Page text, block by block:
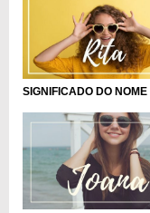
SIGNIFICADO DO NOME